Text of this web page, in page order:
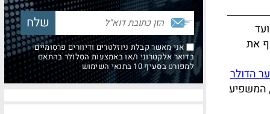
את
הדולר
המשפיע
אני מאשר קבלת ניוזלטרים ודיוורים פרסומיים
בדואר אלקטרוני ו/או באמצעות הסלולר בהתאם
למפורט בסעיף 10 בתנאי השימוש